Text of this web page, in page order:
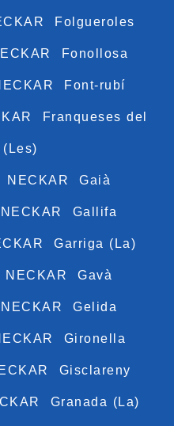
Folgueroles
Fonollosa
Font-rubí
Franqueses del
NECKAR Gaià
Gallifa
Garriga (La)
Gavà
Gelida
Gironella
Gisclareny
Granada (La)